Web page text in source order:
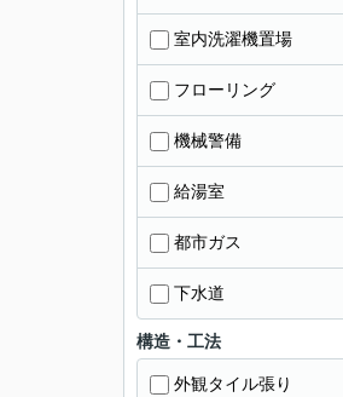
室内洗濯機置場
フローリング
機械警備
給湯室
都市ガス
下水道
構造・工法
外観タイル張り